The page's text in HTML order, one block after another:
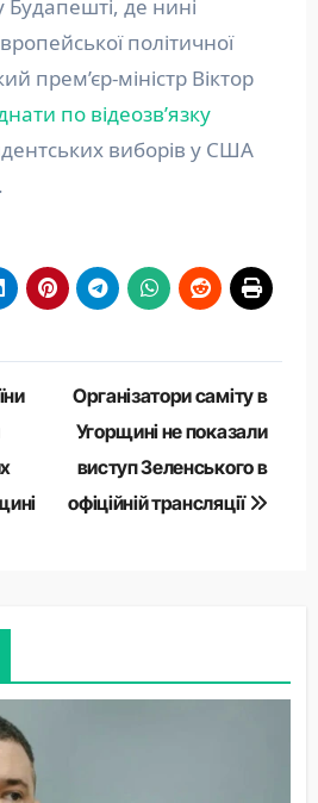
Будапешті, де нині
політичної
прем’єр-міністр Віктор
по відеозв’язку
виборів у США
Організатори саміту в
Угорщині не показали
виступ Зеленського в
офіційній трансляції